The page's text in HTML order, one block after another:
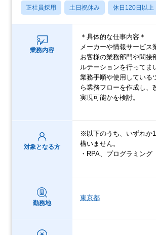
正社員採用 土日祝休み 休日120日以上
業務内容
＊具体的な仕事内容＊
メーカーや情報サービス
お客様の業務部門や間接
ルテーションを行ってま
業務手順や使用している
ら業務フローを作成し、
実現可能かを検討。
対象となる方
※以下のうち、いずれか
構いません。
・RPA、プログラミン
勤務地
東京都